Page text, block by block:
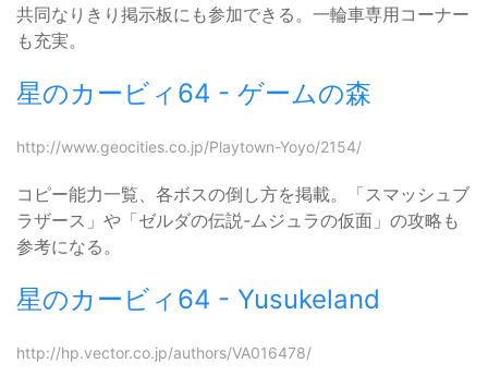
共同なりきり掲示板にも参加できる。一輪車専用コーナー
も充実。
星のカービィ64 - ゲームの森
http://www.geocities.co.jp/Playtown-Yoyo/2154/
コピー能力一覧、各ボスの倒し方を掲載。「スマッシュブ
ラザース」や「ゼルダの伝説-ムジュラの仮面」の攻略も
参考になる。
星のカービィ64 - Yusukeland
http://hp.vector.co.jp/authors/VA016478/